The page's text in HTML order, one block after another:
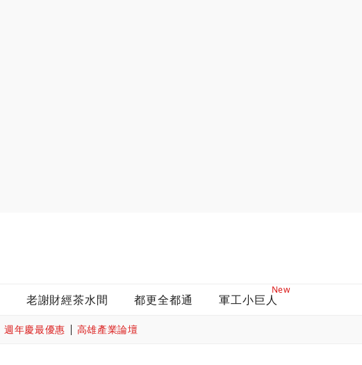
老謝財經茶水間 都更全都通
New
軍工小巨人
週年慶最優惠 高雄產業論壇